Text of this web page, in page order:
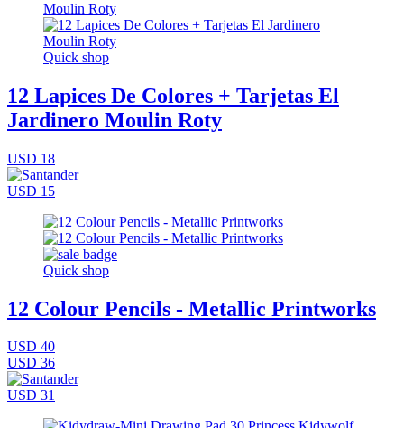
Quick shop
12 Lapices De Colores + Tarjetas El
Jardinero Moulin Roty
USD 18
USD 15
Quick shop
12 Colour Pencils - Metallic Printworks
USD 40
USD 36
USD 31